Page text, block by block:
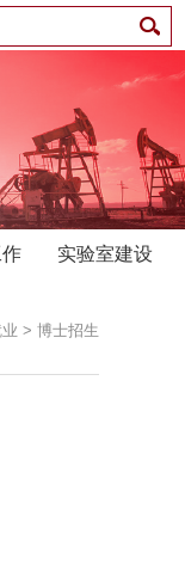
实验室建设
> 博士招生